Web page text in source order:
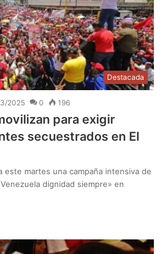
Destacada
2025 0 196
para exigir
secuestrados en El
este martes una campaña intensiva de
dignidad siempre» en